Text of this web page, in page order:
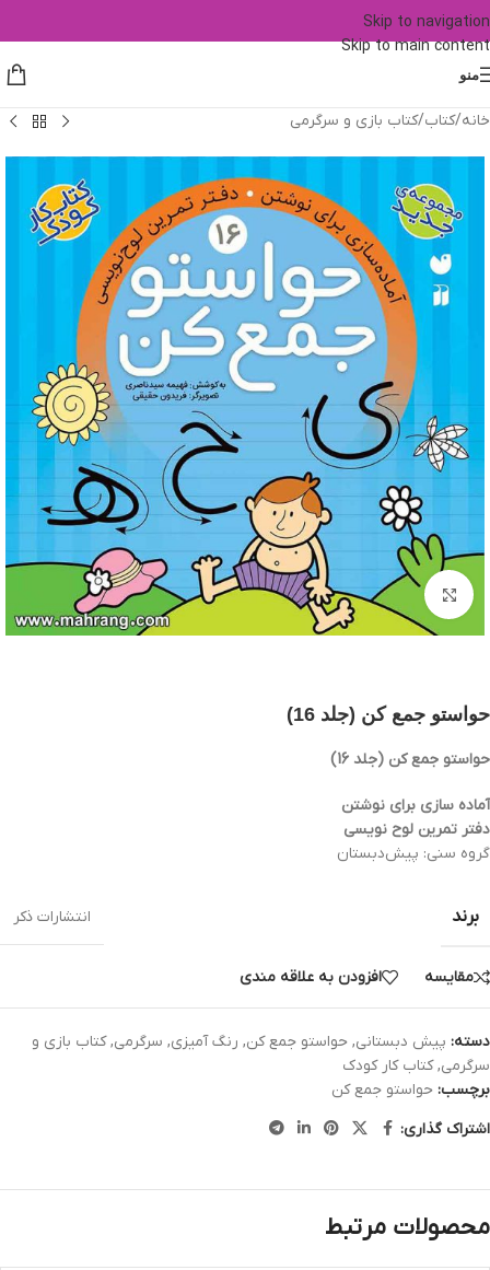
Skip to navigation
Skip to main content
منو
خانه/کتاب/کتاب بازی و سرگرمی
بزرگنمایی تصویر
حواستو جمع کن (جلد 16)
حواستو جمع کن (جلد 16)
آماده سازی برای نوشتن
دفتر تمرین لوح نویسی
گروه سنی: پيش‌دبستان
برند انتشارات ذکر
مقایسه افزودن به علاقه مندی
دسته: پیش دبستانی, حواستو جمع کن, رنگ آمیزی, سرگرمی, کتاب بازی و
سرگرمی, کتاب کار کودک
برچسب: حواستو جمع کن
اشتراک گذاری:
محصولات مرتبط